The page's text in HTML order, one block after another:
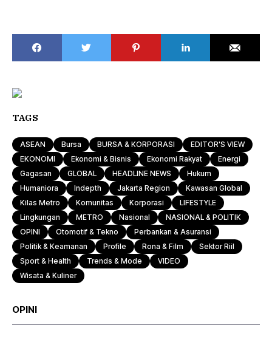
TAGS
ASEAN Bursa BURSA & KORPORASI
EDITOR'S VIEW
EKONOMI
Ekonomi & Bisnis Ekonomi Rakyat
Energi
Gagasan
GLOBAL HEADLINE NEWS
Hukum
Humaniora
Indepth Jakarta Region
Kawasan Global
Kilas Metro
Komunitas Korporasi
LIFESTYLE
Lingkungan
METRO Nasional
NASIONAL & POLITIK
OPINI
Otomotif & Tekno
Perbankan & Asuransi
Politik & Keamanan
Profile Rona & Film
Sektor Riil
Sport & Health
Trends & Mode
VIDEO
Wisata & Kuliner
OPINI